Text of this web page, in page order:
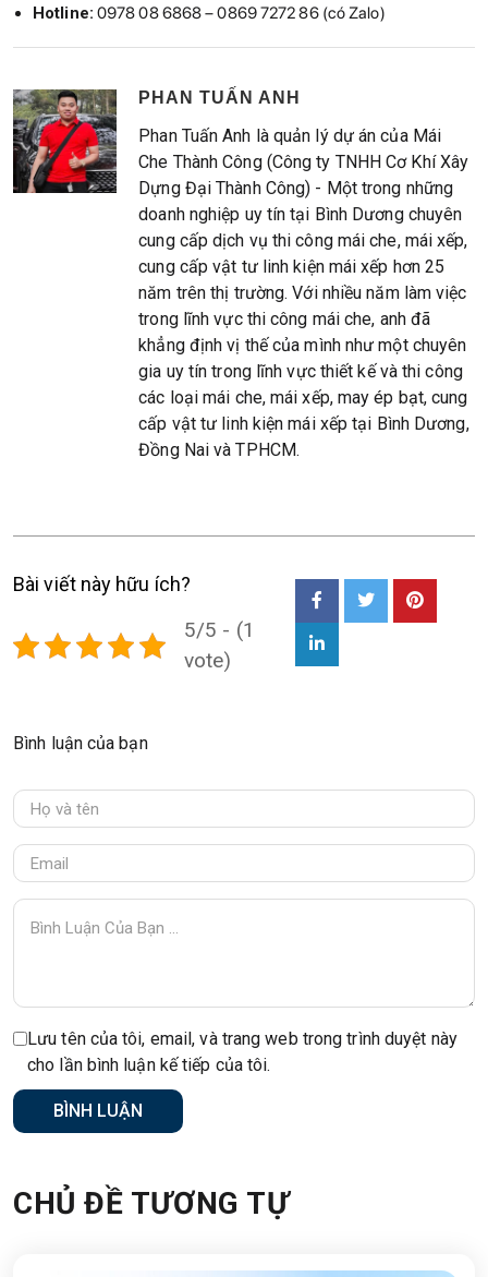
Hotline: 0978 08 6868 – 0869 7272 86 (có Zalo)
PHAN TUẤN ANH
Phan Tuấn Anh là quản lý dự án của Mái
Che Thành Công (Công ty TNHH Cơ Khí Xây
Dựng Đại Thành Công) - Một trong những
doanh nghiệp uy tín tại Bình Dương chuyên
cung cấp dịch vụ thi công mái che, mái xếp,
cung cấp vật tư linh kiện mái xếp hơn 25
năm trên thị trường. Với nhiều năm làm việc
trong lĩnh vực thi công mái che, anh đã
khẳng định vị thế của mình như một chuyên
gia uy tín trong lĩnh vực thiết kế và thi công
các loại mái che, mái xếp, may ép bạt, cung
cấp vật tư linh kiện mái xếp tại Bình Dương,
Đồng Nai và TPHCM.
Bài viết này hữu ích?
5/5 - (1
vote)
Bình luận của bạn
Lưu tên của tôi, email, và trang web trong trình duyệt này
cho lần bình luận kế tiếp của tôi.
CHỦ ĐỀ TƯƠNG TỰ